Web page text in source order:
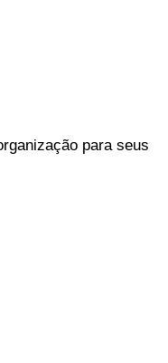
para seus